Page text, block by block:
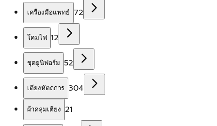
เครื่องมือแพทย์ 72
โคมไฟ 12
ชุดยูนิฟอร์ม 52
เตียงหัตถการ 304
ผ้าคลุมเตียง 21